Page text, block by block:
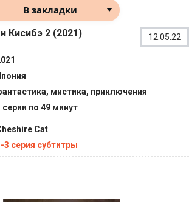
В закладки
Кисибэ 2 (2021) 12.05.22
мистика, приключения
серии по 49 минут
Cat
3 серия субтитры